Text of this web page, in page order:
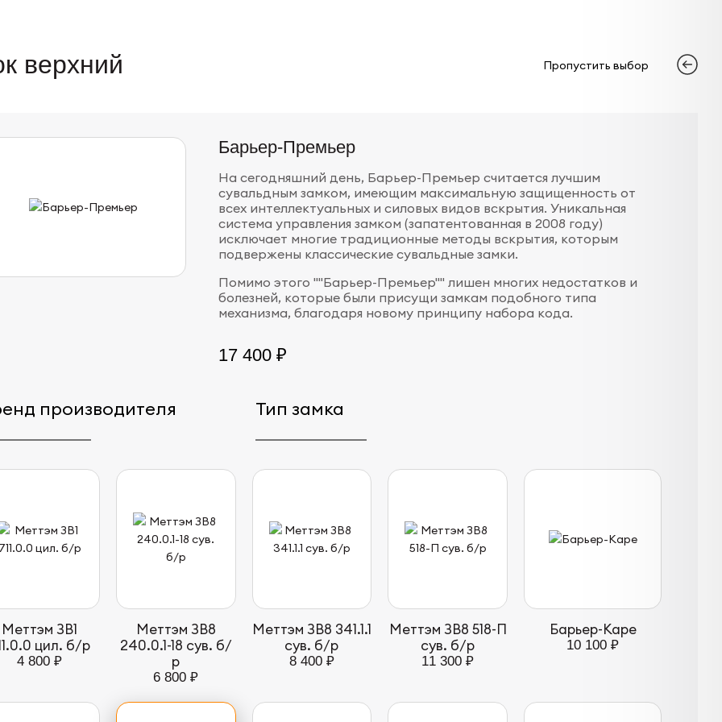
верхний Пропустить выбор
Барьер-Премьер
На сегодняшний день, Барьер-Премьер считается лучшим
сувальдным замком, имеющим максимальную защищенность от
всех интеллектуальных и силовых видов вскрытия. Уникальная
система управления замком (запатентованная в 2008 году)
исключает многие традиционные методы вскрытия, которым
подвержены классические сувальдные замки.
Помимо этого ""Барьер-Премьер"" лишен многих недостатков и
болезней, которые были присущи замкам подобного типа
механизма, благодаря новому принципу набора кода.
17 400 ₽
производителя Тип замка
Меттэм ЗВ1
цил. б/р
4 800 ₽
Меттэм ЗВ8
240.0.1-18 сув. б/
р
6 800 ₽
Меттэм ЗВ8 341.1.1
сув. б/р
8 400 ₽
Меттэм ЗВ8 518-П
сув. б/р
11 300 ₽
Барьер-Каре
10 100 ₽